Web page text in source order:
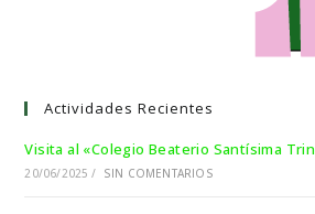
Actividades Recientes
Visita al «Colegio Beaterio Santísima
20/06/2025 / SIN COMENTARIOS